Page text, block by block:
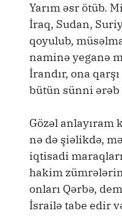
Yarım əsr ötüb.
İraq, Sudan,
qoyulub,
naminə yeganə
İrandır, ona
bütün sünni
Gözəl
nə də şiəlikdə,
iqtisadi
hakim
onları Qərbə,
İsrailə tabe edir